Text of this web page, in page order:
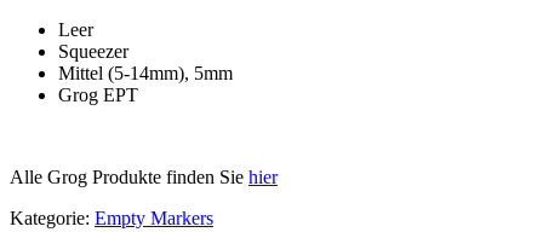
Leer
Squeezer
Mittel (5-14mm), 5mm
Grog EPT
Alle Grog Produkte finden Sie hier
Kategorie: Empty Markers